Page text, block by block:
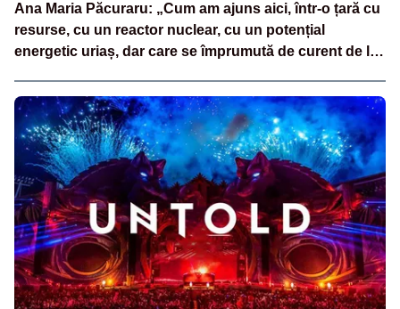
Ana Maria Păcuraru: „Cum am ajuns aici, într-o țară cu
resurse, cu un reactor nuclear, cu un potențial
energetic uriaș, dar care se împrumută de curent de la